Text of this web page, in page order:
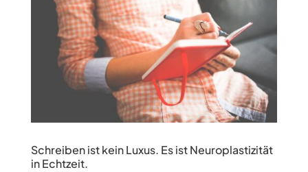
Schreiben ist kein Luxus. Es ist Neuroplastizität
in Echtzeit.